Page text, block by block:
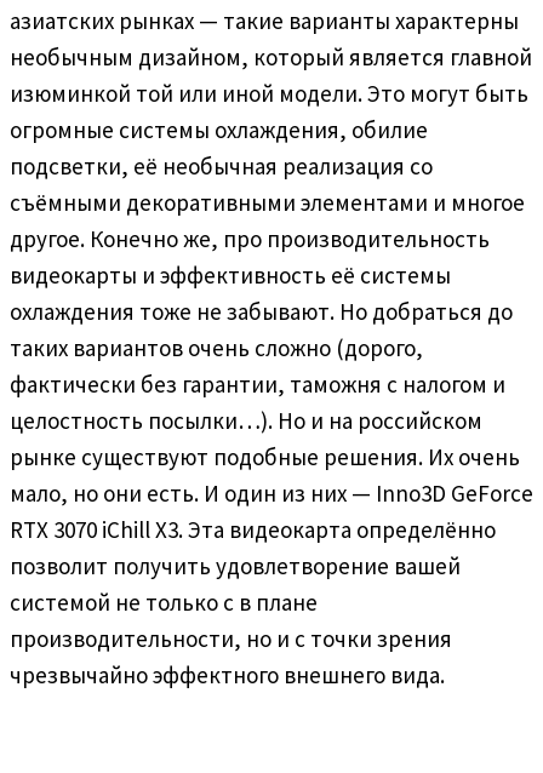
азиатских рынках — такие варианты характерны
необычным дизайном, который является главной
изюминкой той или иной модели. Это могут быть
огромные системы охлаждения, обилие
подсветки, её необычная реализация со
съёмными декоративными элементами и многое
другое. Конечно же, про производительность
видеокарты и эффективность её системы
охлаждения тоже не забывают. Но добраться до
таких вариантов очень сложно (дорого,
фактически без гарантии, таможня с налогом и
целостность посылки…). Но и на российском
рынке существуют подобные решения. Их очень
мало, но они есть. И один из них — Inno3D GeForce
RTX 3070 iChill X3. Эта видеокарта определённо
позволит получить удовлетворение вашей
системой не только с в плане
производительности, но и с точки зрения
чрезвычайно эффектного внешнего вида.